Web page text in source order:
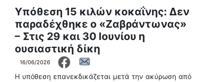
Υπόθεση 15 κιλών κοκαΐνης: Δεν
παραδέχθηκε ο «Ζαβράντωνας»
– Στις 29 και 30 Ιουνίου η
ουσιαστική δίκη
16/06/2026
H υπόθεση επανεκδικάζεται μετά την ακύρωση από